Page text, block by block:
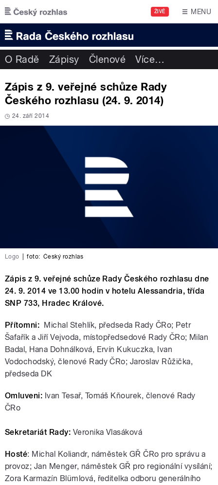
Přejít k hlavnímu obsahu
ŽIVĚ MENU
O Radě Zápisy Členové Více…
Zápis z 9. veřejné schůze Rady
Českého rozhlasu (24. 9. 2014)
24. září 2014
Logo foto: Český rozhlas
Zápis z 9. veřejné schůze Rady Českého rozhlasu dne
24. 9. 2014 ve 13.00 hodin v hotelu Alessandria, třída
SNP 733, Hradec Králové.
Přítomni: Michal Stehlík, předseda Rady ČRo; Petr
Šafařík a Jiří Vejvoda, místopředsedové Rady ČRo; Milan
Badal, Hana Dohnálková, Ervín Kukuczka, Ivan
Vodochodský, členové Rady ČRo; Jaroslav Růžička,
předseda DK
Omluveni: Ivan Tesař, Tomáš Kňourek, členové Rady
ČRo
Sekretariát Rady: Veronika Vlasáková
Hosté: Michal Koliandr, náměstek GŘ ČRo pro správu a
provoz; Jan Menger, náměstek GŘ pro regionální vysílání;
Zora Karmazín Blümlová, ředitelka odboru generálního